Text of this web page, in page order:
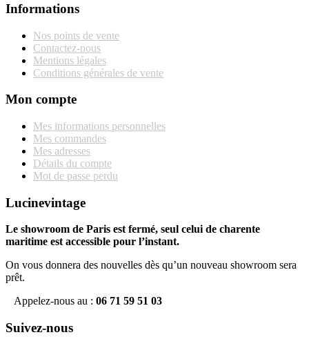
Informations
Nos points de vente
Contactez-nous
Mentions légales
Conditions générales de vente
Mon compte
Mes informations personnelles
Mes commandes
Mes adresses
Détails du compte
Mot de passe perdu
Lucinevintage
Le showroom de Paris est fermé, seul celui de charente
maritime est accessible pour l’instant.
On vous donnera des nouvelles dès qu’un nouveau showroom sera
prêt.
Appelez-nous au : 06 71 59 51 03
Suivez-nous